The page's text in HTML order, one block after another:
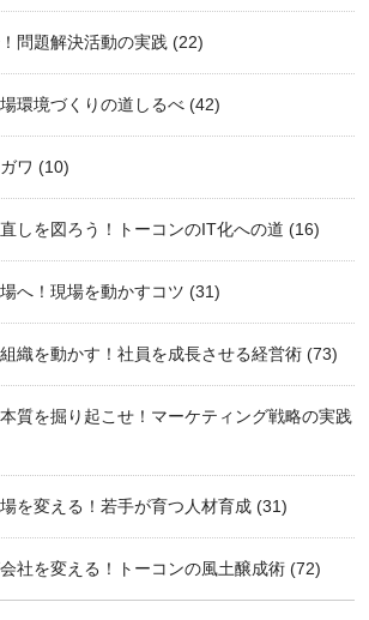
問題解決活動の実践 (22)
環境づくりの道しるべ (42)
ワ (10)
しを図ろう！トーコンのIT化への道 (16)
へ！現場を動かすコツ (31)
織を動かす！社員を成長させる経営術 (73)
質を掘り起こせ！マーケティング戦略の実践
を変える！若手が育つ人材育成 (31)
社を変える！トーコンの風土醸成術 (72)